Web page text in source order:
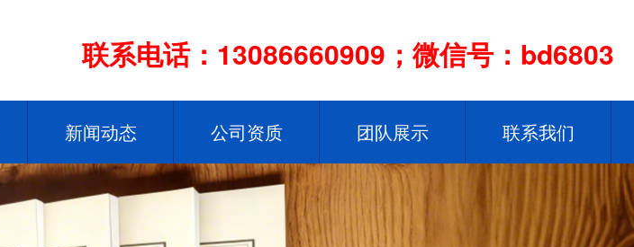
联系电话：13086660909；微信号：bd6803
新闻动态 公司资质 团队展示 联系我们